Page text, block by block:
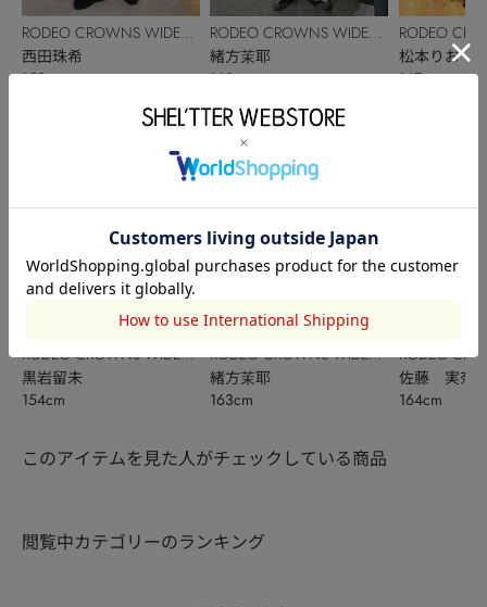
RODEO CROWNS WIDE
BOWL
西田珠希
153cm
RODEO CROWNS WIDE
BOWL
黒岩留未
154cm
RODEO CROWNS WIDE
BOWL
緒方茉耶
163cm
RODEO CROWNS WIDE
BOWL
緒方茉耶
163cm
RODEO
BOWL
松本りお
167cm
RODEO
BOWL
佐藤 実奈
164cm
このアイテムを見た人がチェックしている商品
閲覧中カテゴリーのランキング